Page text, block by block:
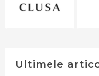
Ultimele